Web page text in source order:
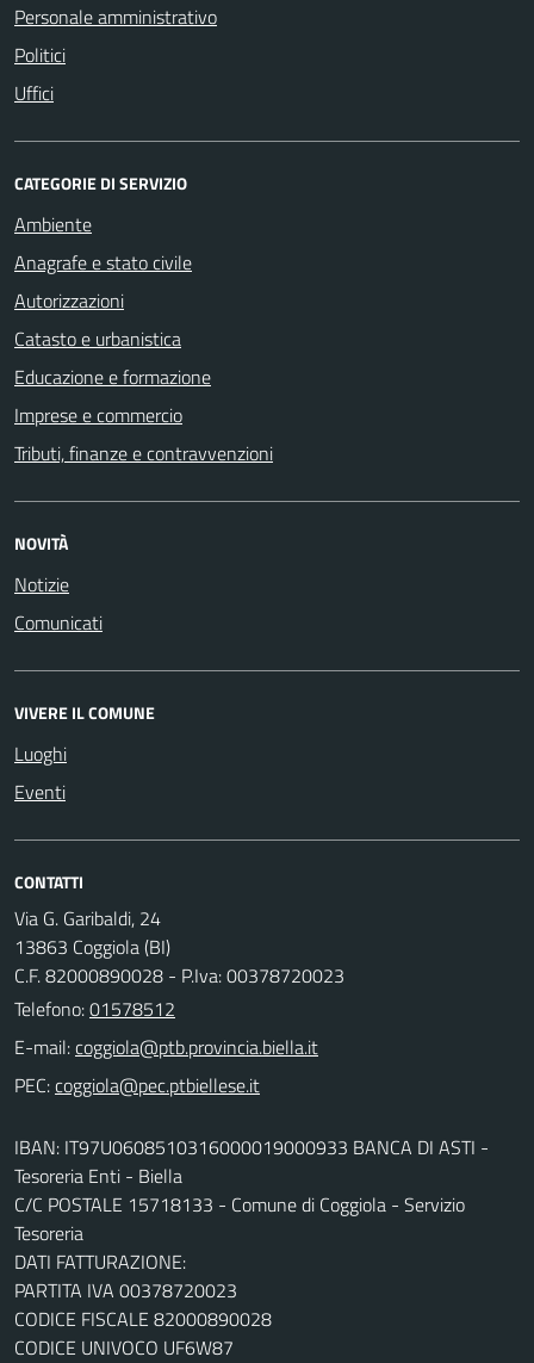
Personale amministrativo
Politici
Uffici
CATEGORIE DI SERVIZIO
Ambiente
Anagrafe e stato civile
Autorizzazioni
Catasto e urbanistica
Educazione e formazione
Imprese e commercio
Tributi, finanze e contravvenzioni
NOVITÀ
Notizie
Comunicati
VIVERE IL COMUNE
Luoghi
Eventi
CONTATTI
Via G. Garibaldi, 24
13863 Coggiola (BI)
C.F. 82000890028 - P.Iva: 00378720023
Telefono:01578512
E-mail:
PEC:
IBAN: IT97U0608510316000019000933 BANCA DI ASTI -
Tesoreria Enti - Biella
C/C POSTALE 15718133 - Comune di Coggiola - Servizio
Tesoreria
DATI FATTURAZIONE:
PARTITA IVA 00378720023
CODICE FISCALE 82000890028
CODICE UNIVOCO UF6W87